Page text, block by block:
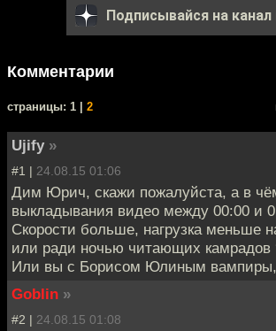
Подписывайся на канал
Комментарии
cтраницы: 1 | 2
Ujify »
#1 | 24.08.15 01:06
Дим Юрич, скажи пожалуйста, а в
выкладывания видео между 00:00 и
Скорости больше, нагрузка меньше
или ради ночью читающих камрадов
Или вы с Борисом Юлиным вампиры,
Goblin »
#2 | 24.08.15 01:08